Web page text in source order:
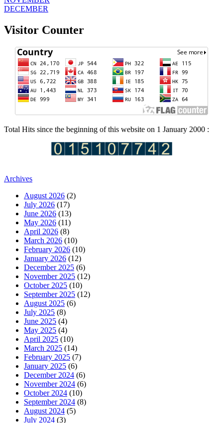
DECEMBER
Visitor Counter
Total Hits since the beginning of this website on 1 January 2000 :
Archives
August 2026 (2)
July 2026 (17)
June 2026 (13)
May 2026 (11)
April 2026 (8)
March 2026 (10)
February 2026 (10)
January 2026 (12)
December 2025 (6)
November 2025 (12)
October 2025 (10)
September 2025 (12)
August 2025 (6)
July 2025 (8)
June 2025 (4)
May 2025 (4)
April 2025 (10)
March 2025 (14)
February 2025 (7)
January 2025 (6)
December 2024 (6)
November 2024 (6)
October 2024 (10)
September 2024 (8)
August 2024 (5)
July 2024 (3)